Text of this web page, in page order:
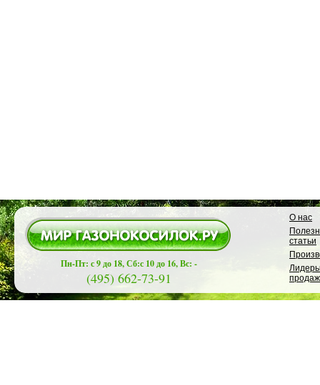
Пн-Пт: с 9 до 18, Сб:с 10 до 16, Вс: -
(495) 662-73-91
О нас
статьи
продаж